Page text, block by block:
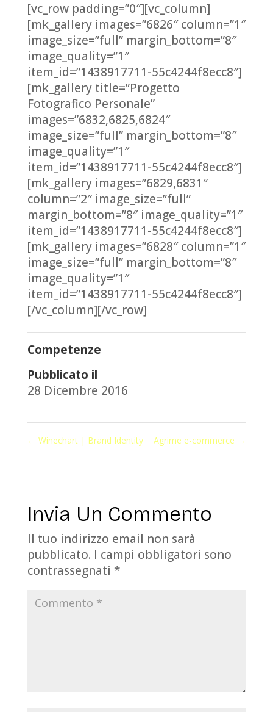
[vc_row padding=”0″][vc_column]
[mk_gallery images=”6826″ column=”1″
image_size=”full” margin_bottom=”8″
image_quality=”1″
item_id=”1438917711-55c4244f8ecc8″]
[mk_gallery title=”Progetto
Fotografico Personale”
images=”6832,6825,6824″
image_size=”full” margin_bottom=”8″
image_quality=”1″
item_id=”1438917711-55c4244f8ecc8″]
[mk_gallery images=”6829,6831″
column=”2″ image_size=”full”
margin_bottom=”8″ image_quality=”1″
item_id=”1438917711-55c4244f8ecc8″]
[mk_gallery images=”6828″ column=”1″
image_size=”full” margin_bottom=”8″
image_quality=”1″
item_id=”1438917711-55c4244f8ecc8″]
[/vc_column][/vc_row]
Competenze
Pubblicato il
28 Dicembre 2016
← Winechart | Brand Identity Agrime e-commerce →
Invia Un Commento
Il tuo indirizzo email non sarà
pubblicato. I campi obbligatori sono
contrassegnati *